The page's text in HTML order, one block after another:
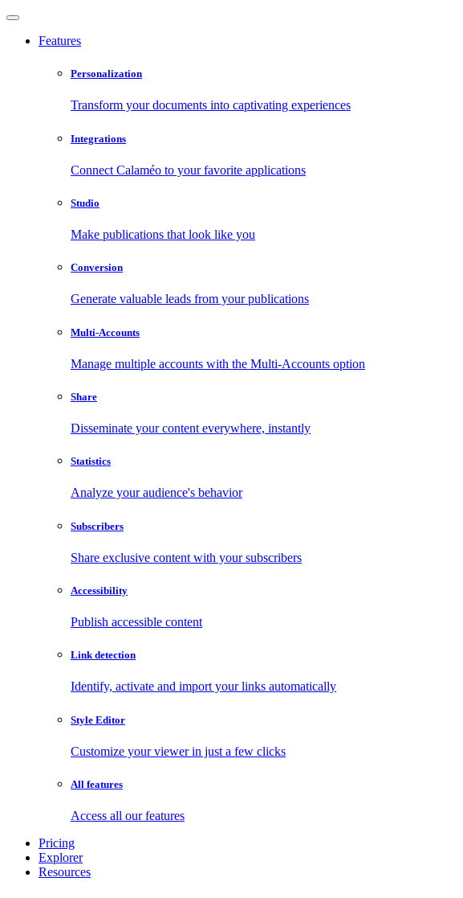
Features
Personalization
Transform your documents into captivating experiences
Integrations
Connect Calaméo to your favorite applications
Studio
Make publications that look like you
Conversion
Generate valuable leads from your publications
Multi-Accounts
Manage multiple accounts with the Multi-Accounts option
Share
Disseminate your content everywhere, instantly
Statistics
Analyze your audience's behavior
Subscribers
Share exclusive content with your subscribers
Accessibility
Publish accessible content
Link detection
Identify, activate and import your links automatically
Style Editor
Customize your viewer in just a few clicks
All features
Access all our features
Pricing
Explorer
Resources